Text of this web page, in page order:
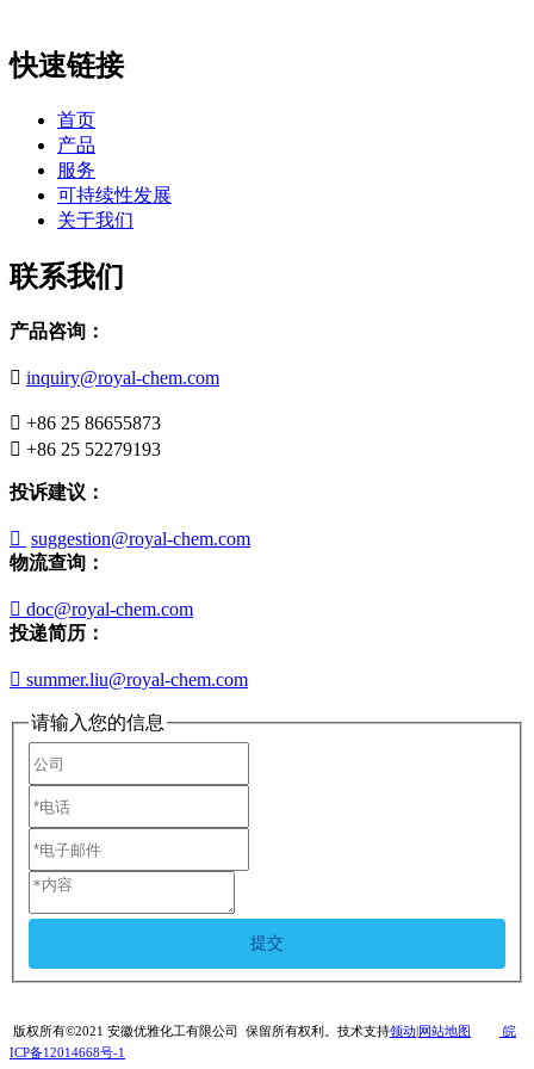
快速链接
首页
产品
服务
可持续性发展
关于我们
联系我们
产品咨询：
 inquiry@royal-chem.com
 +86 25 86655873
 +86 25 52279193
投诉建议：
 suggestion@royal-chem.com
物流查询：
 doc@royal-chem.com
投递简历：
 summer.liu@royal-chem.com
请输入您的信息
提交
版权所有©2021 安徽优雅化工有限公司 保留所有权利。技术支持领动|网站地图
皖
ICP备12014668号-1